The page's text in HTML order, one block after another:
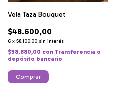
Vela Taza Bouquet
$48.600,00
6 x $8.100,00 sin interés
$38.880,00 con Transferencia o
depósito bancario
Comprar